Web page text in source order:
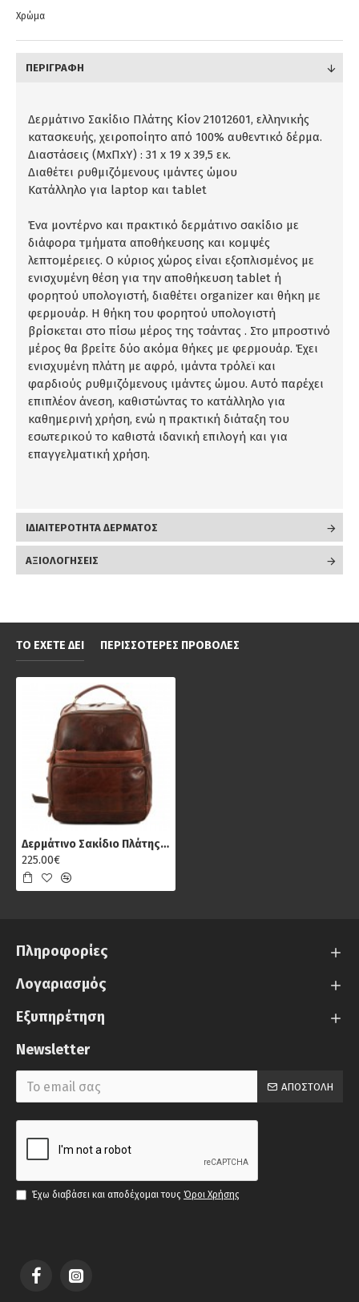
Χρώμα
ΠΕΡΙΓΡΑΦΉ
Δερμάτινο Σακίδιο Πλάτης Κίον 21012601, ελληνικής
κατασκευής, χειροποίητο από 100% αυθεντικό δέρμα.
Διαστάσεις (ΜxΠxΥ) : 31 x 19 x 39,5 εκ.
Διαθέτει ρυθμιζόμενους ιμάντες ώμου
Κατάλληλο για laptop και tablet
Ένα μοντέρνο και πρακτικό δερμάτινο σακίδιο με
διάφορα τμήματα αποθήκευσης και κομψές
λεπτομέρειες. Ο κύριος χώρος είναι εξοπλισμένος με
ενισχυμένη θέση για την αποθήκευση tablet ή
φορητού υπολογιστή, διαθέτει organizer και θήκη με
φερμουάρ. Η θήκη του φορητού υπολογιστή
βρίσκεται στο πίσω μέρος της τσάντας . Στο μπροστινό
μέρος θα βρείτε δύο ακόμα θήκες με φερμουάρ. Έχει
ενισχυμένη πλάτη με αφρό, ιμάντα τρόλεϊ και
φαρδιούς ρυθμιζόμενους ιμάντες ώμου. Αυτό παρέχει
επιπλέον άνεση, καθιστώντας το κατάλληλο για
καθημερινή χρήση, ενώ η πρακτική διάταξη του
εσωτερικού το καθιστά ιδανική επιλογή και για
επαγγελματική χρήση.
ΙΔΙΑΙΤΕΡΟΤΗΤΑ ΔΕΡΜΑΤΟΣ
ΑΞΙΟΛΟΓΉΣΕΙΣ
ΤΟ ΈΧΕΤΕ ΔΕΙ ΠΕΡΙΣΣΌΤΕΡΕΣ ΠΡΟΒΟΛΈΣ
Δερμάτινο Σακίδιο Πλάτης Κίον 21012601, Πεπαλαιωμένο
225.00€
Πληροφορίες
Λογαριασμός
Εξυπηρέτηση
Newsletter
ΑΠΟΣΤΟΛΉ
Έχω διαβάσει και αποδέχομαι τους Όροι Χρήσης